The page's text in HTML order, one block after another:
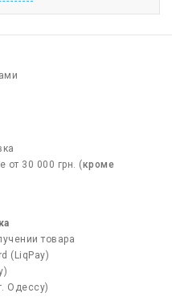
от 30 000 грн. (кроме
товара
(LiqPay)
Одессу)